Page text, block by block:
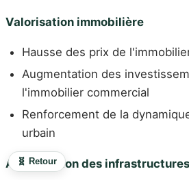
Valorisation immobilière
Hausse des prix de
Augmentation des
l'immobilier commercial
Renforcement de la
urbain
Amélioration des
🧬 Retour